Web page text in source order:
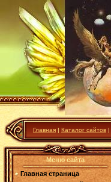
Главная | Каталог сайтов |
Меню сайта
Главная страница